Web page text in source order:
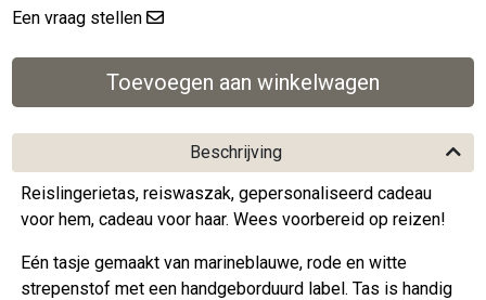
Een vraag stellen
Beschrijving
Reislingerietas, reiswaszak, gepersonaliseerd cadeau
voor hem, cadeau voor haar. Wees voorbereid op reizen!
Eén tasje gemaakt van marineblauwe, rode en witte
strepenstof met een handgeborduurd label. Tas is handig